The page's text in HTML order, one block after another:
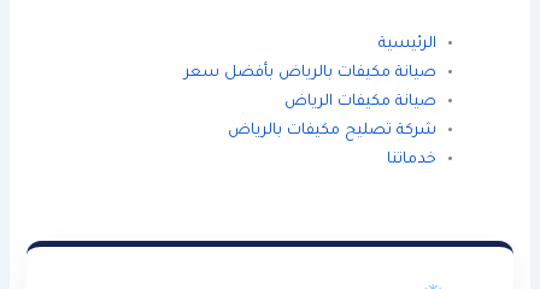
الرئيسية
صيانة مكيفات بالرياض بأفضل سعر
صيانة مكيفات الرياض
شركة تصليح مكيفات بالرياض
خدماتنا